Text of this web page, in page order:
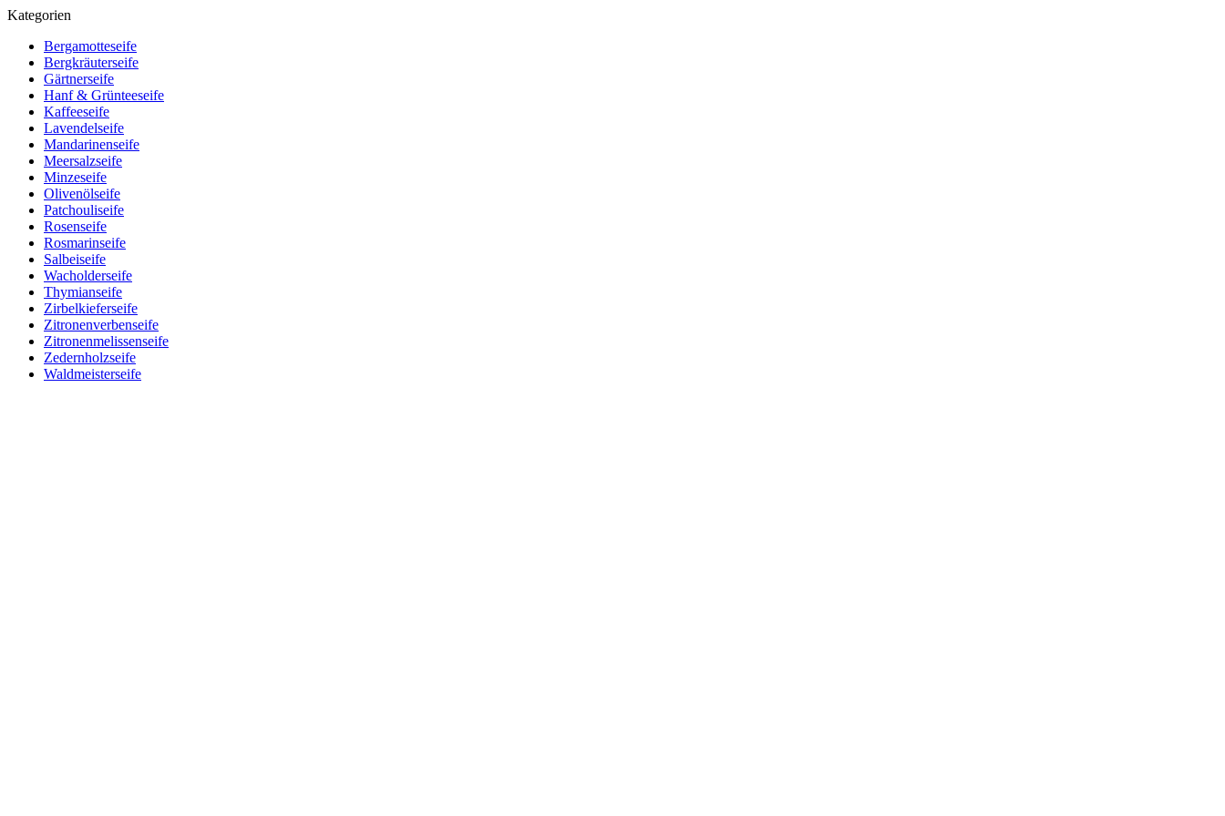
Kategorien
Bergamotteseife
Bergkräuterseife
Gärtnerseife
Hanf & Grünteeseife
Kaffeeseife
Lavendelseife
Mandarinenseife
Meersalzseife
Minzeseife
Olivenölseife
Patchouliseife
Rosenseife
Rosmarinseife
Salbeiseife
Wacholderseife
Thymianseife
Zirbelkieferseife
Zitronenverbenseife
Zitronenmelissenseife
Zedernholzseife
Waldmeisterseife